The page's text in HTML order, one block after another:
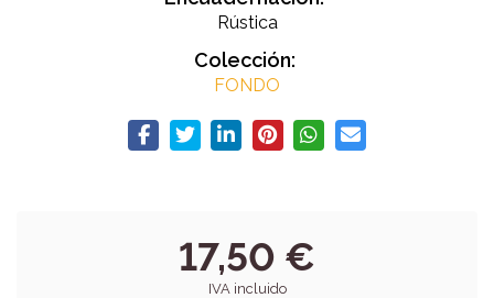
Rústica
Colección:
FONDO
17,50 €
IVA incluido